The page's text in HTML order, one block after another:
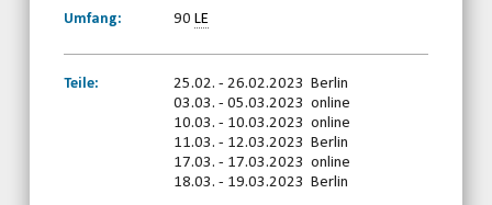
Umfang:
90LE
Teile:
25.02. - 26.02.2023 Berlin
03.03. - 05.03.2023 online
10.03. - 10.03.2023 online
11.03. - 12.03.2023 Berlin
17.03. - 17.03.2023 online
18.03. - 19.03.2023 Berlin